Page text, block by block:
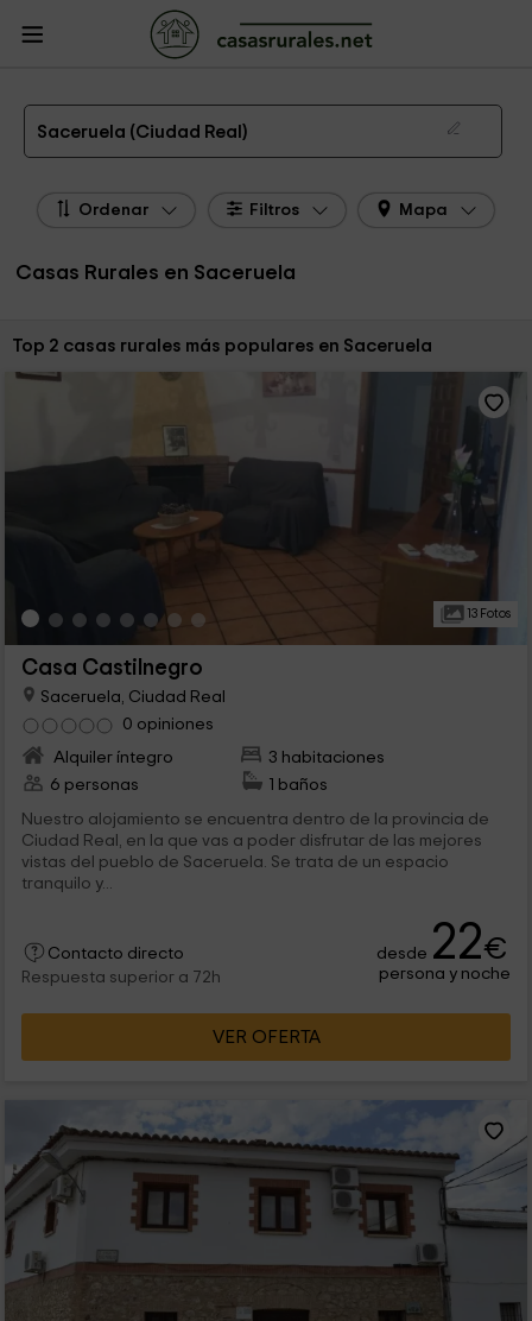
Casas Rurales
Rurales Ciudad Real
Casas Rurales Saceruela
Las 2 mejores casas rurales en Saceruela de 2026
Saceruela (Ciudad Real)
Ordenar Filtros Mapa
Casas Rurales en Saceruela
Ordenar por:
Top 2 casas rurales más populares en Saceruela
13 Fotos
Casa Castilnegro
Saceruela, Ciudad Real
0 opiniones
Alquiler íntegro
3 habitaciones
6 personas
1 baños
Nuestro alojamiento se encuentra dentro de la provincia de
Ciudad Real, en la que vas a poder disfrutar de las mejores
vistas del pueblo de Saceruela. Se trata de un espacio
tranquilo y...
Contacto directo
Respuesta superior a 72h
desde 22€
persona y noche
VER OFERTA